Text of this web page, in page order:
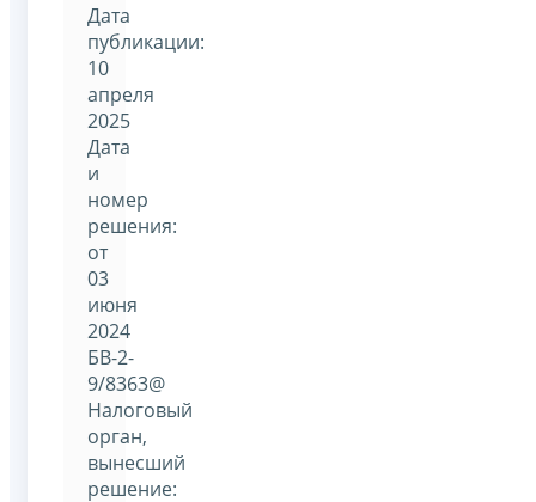
Дата
публикации:
10
апреля
2025
Дата
и
номер
решения:
от
03
июня
2024
БВ-2-
9/8363@
Налоговый
орган,
вынесший
решение: